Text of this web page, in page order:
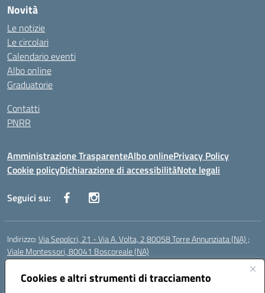
Cookies e altri strumenti di tracciamento
Novità
Le notizie
Le circolari
Calendario eventi
Albo online
Graduatorie
Contatti
PNRR
Amministrazione TrasparenteAlbo onlinePrivacy Policy
Cookie policyDichiarazione di accessibilitàNote legali
Seguici su:
Indirizzo:Via Sepolcri, 21 - Via A. Volta, 2 80058 Torre Annunziata (NA) ;
Viale Montessori, 80041 Boscoreale (NA)
Centralino:
Posta elettronica certificata (PEC):nais04100b@pec.istruzione.it